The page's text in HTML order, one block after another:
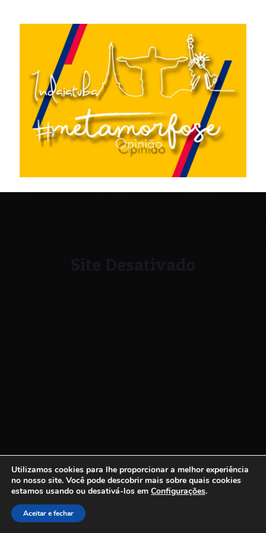
Site Desativado
Utilizamos cookies para lhe proporcionar a melhor experiência
no nosso site. Você pode descobrir mais sobre quais cookies
estamos usando ou desativá-los em Configurações.
Aceitar e fechar